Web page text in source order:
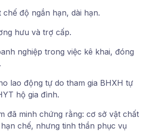
chế độ ngắn hạn, dài hạn.
hưu và trợ cấp.
nghiệp trong việc kê khai, đóng
lao động tự do tham gia BHXH tự
hộ gia đình.
đã minh chứng rằng: cơ sở vật chất
chế, nhưng tinh thần phục vụ